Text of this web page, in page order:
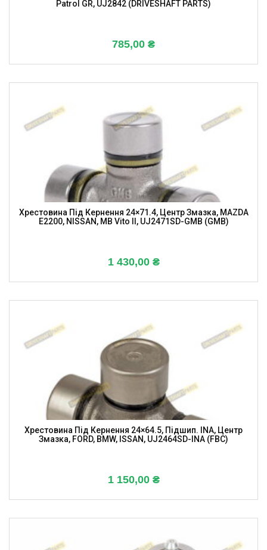
Patrol GR, UJ2842 (DRIVESHAFT PARTS)
785,00 ₴
Хрестовина Під Кернення 24×71.4, Центр Змазка, MAZDA
E2200, NISSAN, MB Vito II, UJ2471SD-GMB (GMB)
1 430,00 ₴
Хрестовина Під Кернення 24×64.5, Підшип. INA, Центр
Змазка, FORD, BMW, ISSAN, UJ2464SD-INA (FBC)
1 150,00 ₴